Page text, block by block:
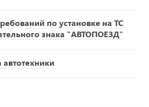
по установке на ТС
знака "АВТОПОЕЗД"
автотехники